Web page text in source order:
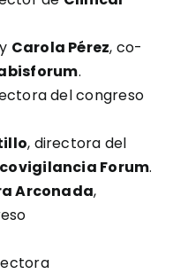
y Carola Pérez, co-
.
del congreso
, directora del
Forum.
Arconada,